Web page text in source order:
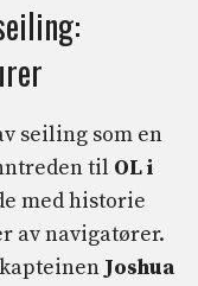
seiling som en
til OL i
med historie
av navigatører.
Joshua